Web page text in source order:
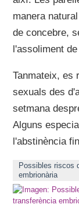
manera
de concebre,
l'assoliment
Tanmateix, es
sexuals des
setmana
Alguns
l'abstinència
Possibles riscos
embrionària